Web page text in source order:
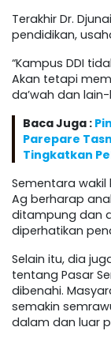
Terakhir Dr.
pendidikan,
“Kampus DDI
Akan tetapi
da’wah dan lain-
Baca Juga :
Parepare
Tingkatkan
Sementara wakil
Ag berharap
ditampung dan
diperhatikan
Selain itu, dia
tentang Pasar
dibenahi.
semakin
dalam dan luar